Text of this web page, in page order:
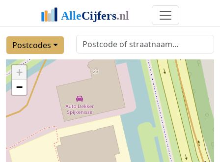
Postcodes
+
−